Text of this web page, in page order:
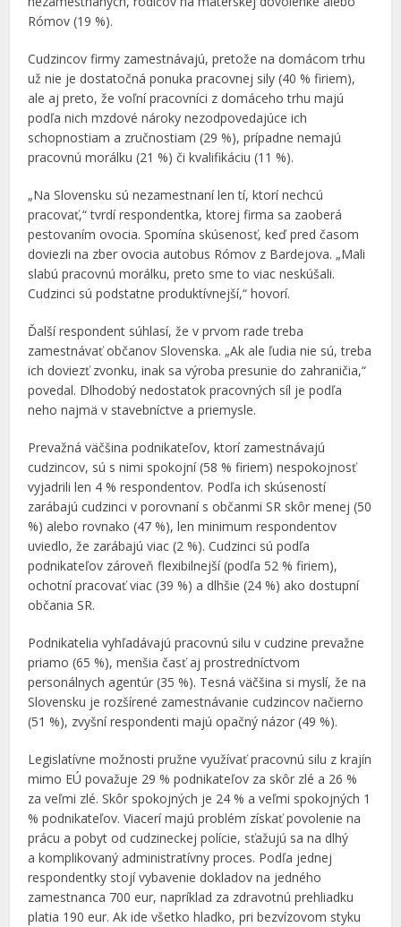
Rómov (19 %).
Cudzincov firmy zamestnávajú, pretože na domácom trhu
už nie je dostatočná ponuka pracovnej sily (40 % firiem),
ale aj preto, že voľní pracovníci z domáceho trhu majú
podľa nich mzdové nároky nezodpovedajúce ich
schopnostiam a zručnostiam (29 %), prípadne nemajú
pracovnú morálku (21 %) či kvalifikáciu (11 %).
„Na Slovensku sú nezamestnaní len tí, ktorí nechcú
pracovať,“ tvrdí respondentka, ktorej firma sa zaoberá
pestovaním ovocia. Spomína skúsenosť, keď pred časom
doviezli na zber ovocia autobus Rómov z Bardejova. „Mali
slabú pracovnú morálku, preto sme to viac neskúšali.
Cudzinci sú podstatne produktívnejší,“ hovorí.
Ďalší respondent súhlasí, že v prvom rade treba
zamestnávať občanov Slovenska. „Ak ale ľudia nie sú, treba
ich doviezť zvonku, inak sa výroba presunie do zahraničia,“
povedal. Dlhodobý nedostatok pracovných síl je podľa
neho najmä v stavebníctve a priemysle.
Prevažná väčšina podnikateľov, ktorí zamestnávajú
cudzincov, sú s nimi spokojní (58 % firiem) nespokojnosť
vyjadrili len 4 % respondentov. Podľa ich skúseností
zarábajú cudzinci v porovnaní s občanmi SR skôr menej (50
%) alebo rovnako (47 %), len minimum respondentov
uviedlo, že zarábajú viac (2 %). Cudzinci sú podľa
podnikateľov zároveň flexibilnejší (podľa 52 % firiem),
ochotní pracovať viac (39 %) a dlhšie (24 %) ako dostupní
občania SR.
Podnikatelia vyhľadávajú pracovnú silu v cudzine prevažne
priamo (65 %), menšia časť aj prostredníctvom
personálnych agentúr (35 %). Tesná väčšina si myslí, že na
Slovensku je rozšírené zamestnávanie cudzincov načierno
(51 %), zvyšní respondenti majú opačný názor (49 %).
Legislatívne možnosti pružne využívať pracovnú silu z krajín
mimo EÚ považuje 29 % podnikateľov za skôr zlé a 26 %
za veľmi zlé. Skôr spokojných je 24 % a veľmi spokojných 1
% podnikateľov. Viacerí majú problém získať povolenie na
prácu a pobyt od cudzineckej polície, sťažujú sa na dlhý
a komplikovaný administratívny proces. Podľa jednej
respondentky stojí vybavenie dokladov na jedného
zamestnanca 700 eur, napríklad za zdravotnú prehliadku
platia 190 eur. Ak ide všetko hladko, pri bezvízovom styku